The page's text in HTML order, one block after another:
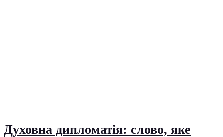
Духовна дипломатія: слово, яке